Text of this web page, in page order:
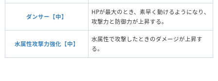
ダンサー【中】
HPが最大のとき、素早く動けるようになり、
攻撃力と防御力が上昇する。
水属性攻撃力強化【中】
水属性で攻撃したときのダメージが上昇す
る。